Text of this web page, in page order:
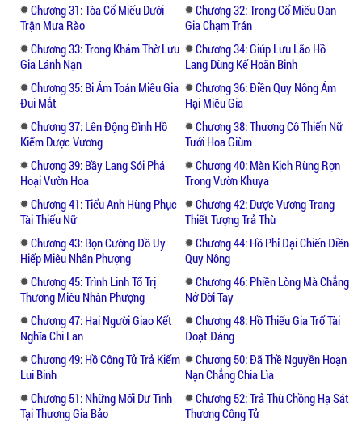
Chương 31: Tòa Cổ Miếu Dưới
Trận Mưa Rào
Chương 32: Trong Cổ Miếu Oan
Gia Chạm Trán
Chương 33: Trong Khám Thờ Lưu
Gia Lánh Nạn
Chương 34: Giúp Lưu Lão Hồ
Lang Dùng Kế Hoãn Binh
Chương 35: Bi Ám Toán Miêu Gia
Đui Mắt
Chương 36: Điền Quy Nông Ám
Hại Miêu Gia
Chương 37: Lên Động Đình Hồ
Kiếm Dược Vương
Chương 38: Thương Cô Thiến Nữ
Tưới Hoa Giùm
Chương 39: Bầy Lang Sói Phá
Hoại Vườn Hoa
Chương 40: Màn Kịch Rùng Rợn
Trong Vườn Khuya
Chương 41: Tiểu Anh Hùng Phục
Tài Thiếu Nữ
Chương 42: Dược Vương Trang
Thiết Tượng Trả Thù
Chương 43: Bọn Cường Đồ Uy
Hiếp Miêu Nhân Phượng
Chương 44: Hồ Phỉ Đại Chiến Điền
Quy Nông
Chương 45: Trình Linh Tố Trị
Thương Miêu Nhân Phượng
Chương 46: Phiền Lòng Mà Chẳng
Nở Dời Tay
Chương 47: Hai Người Giao Kết
Nghĩa Chi Lan
Chương 48: Hồ Thiếu Gia Trổ Tài
Đoạt Đáng
Chương 49: Hồ Công Tử Trả Kiếm
Lui Binh
Chương 50: Đã Thề Nguyền Hoạn
Nạn Chẳng Chia Lìa
Chương 51: Những Mối Dư Tình
Tại Thương Gia Bảo
Chương 52: Trả Thù Chồng Hạ Sát
Thương Công Tử